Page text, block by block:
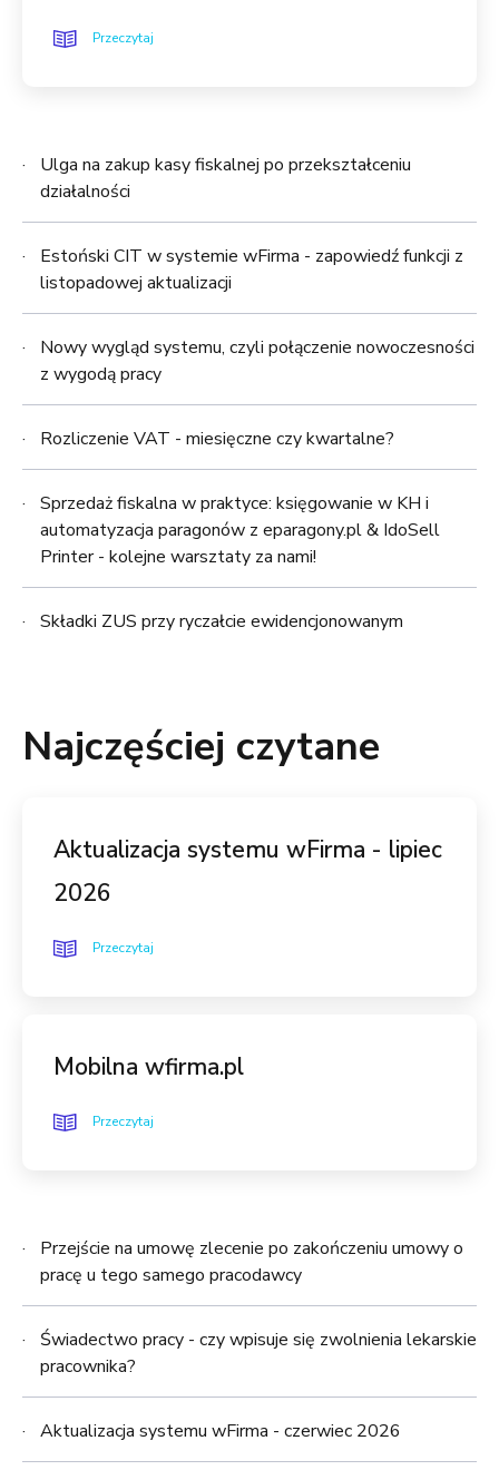
Przeczytaj
Najczęściej czytane
Aktualizacja systemu wFirma - lipiec
2026
Przeczytaj
Mobilna wfirma.pl
Przeczytaj
Ulga na zakup kasy fiskalnej po przekształceniu
działalności
Estoński CIT w systemie wFirma - zapowiedź funkcji z
listopadowej aktualizacji
Nowy wygląd systemu, czyli połączenie nowoczesności
z wygodą pracy
Rozliczenie VAT - miesięczne czy kwartalne?
Sprzedaż fiskalna w praktyce: księgowanie w KH i
automatyzacja paragonów z eparagony.pl & IdoSell
Printer - kolejne warsztaty za nami!
Składki ZUS przy ryczałcie ewidencjonowanym
Przejście na umowę zlecenie po zakończeniu umowy o
pracę u tego samego pracodawcy
Świadectwo pracy - czy wpisuje się zwolnienia lekarskie
pracownika?
Aktualizacja systemu wFirma - czerwiec 2026